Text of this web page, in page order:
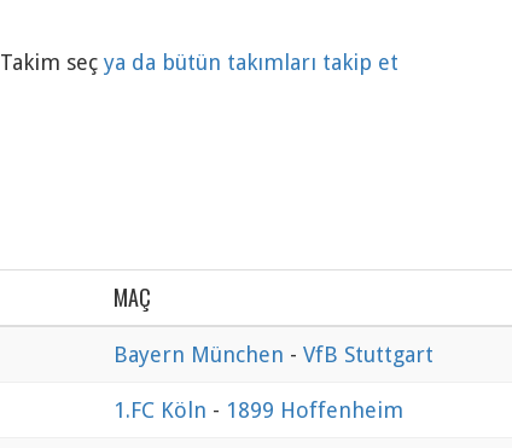
Takim seç ya da bütün takımları takip et
MAÇ
Bayern München - VfB Stuttgart
1.FC Köln - 1899 Hoffenheim